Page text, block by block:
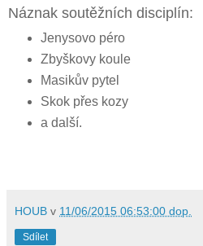
Náznak soutěžních disciplín:
Jenysovo péro
Zbyškovy koule
Masikův pytel
Skok přes kozy
a další.
HOUB v 11/06/2015 06:53:00 dop.
Sdílet